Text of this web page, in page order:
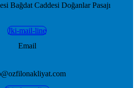
Bağdat Caddesi Doğanlar Pasajı
Jki-mail-line
Email